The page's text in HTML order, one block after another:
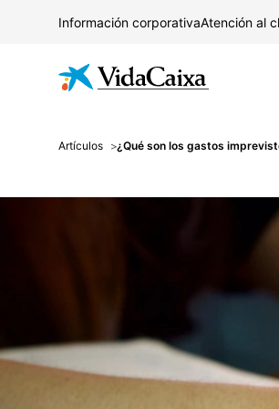
Información corporativaAtención al
Artículos ¿Qué son los gastos